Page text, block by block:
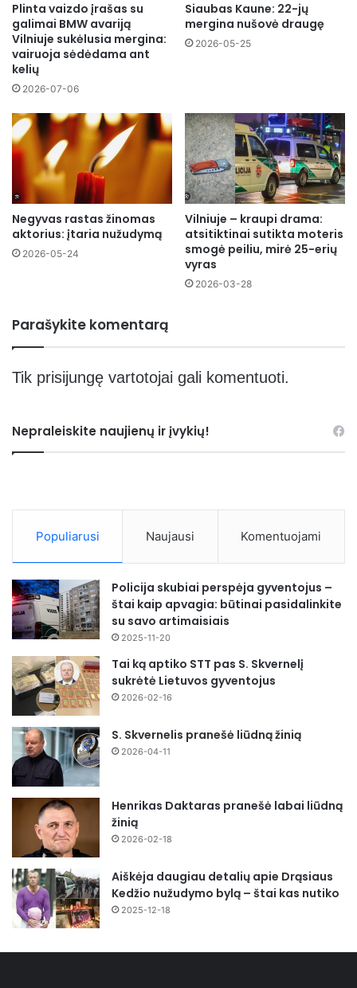
Plinta vaizdo įrašas su
galimai BMW avariją
Vilniuje sukėlusia mergina:
vairuoja sėdėdama ant
kelių
2026-07-06
Siaubas Kaune: 22-jų
mergina nušovė draugę
2026-05-25
Negyvas rastas žinomas
aktorius: įtaria nužudymą
2026-05-24
Vilniuje – kraupi drama:
atsitiktinai sutikta moteris
smogė peiliu, mirė 25-erių
vyras
2026-03-28
Parašykite komentarą
Tik prisijungę vartotojai gali komentuoti.
Nepraleiskite naujienų ir įvykių!
Populiarusi Naujausi Komentuojami
Policija skubiai perspėja gyventojus –
štai kaip apvagia: būtinai pasidalinkite
su savo artimaisiais
2025-11-20
Tai ką aptiko STT pas S. Skvernelį
sukrėtė Lietuvos gyventojus
2026-02-16
S. Skvernelis pranešė liūdną žinią
2026-04-11
Henrikas Daktaras pranešė labai liūdną
žinią
2026-02-18
Aiškėja daugiau detalių apie Drąsiaus
Kedžio nužudymo bylą – štai kas nutiko
2025-12-18